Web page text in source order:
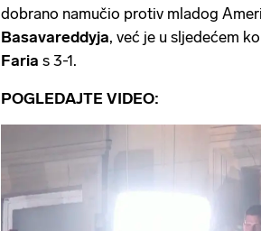
dobrano namučio protiv mladog
Basavareddyja, već je u sljedećem
Faria s 3-1.
POGLEDAJTE VIDEO: